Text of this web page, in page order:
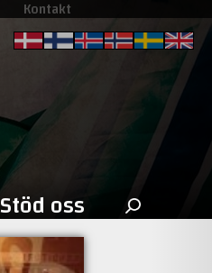
Kontakt
Stöd oss Sök
efter: